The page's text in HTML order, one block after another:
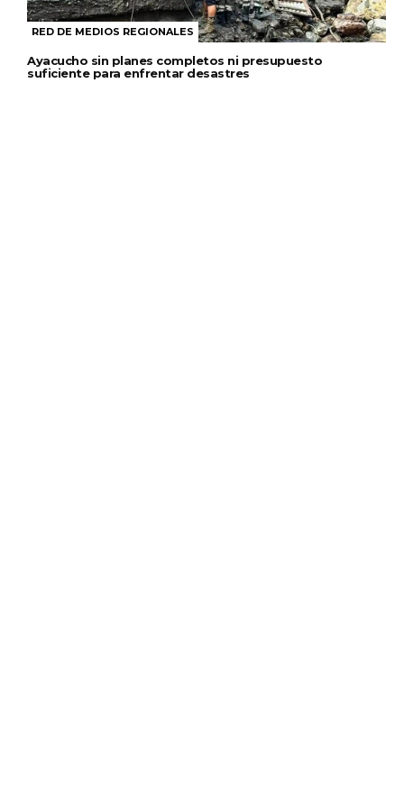
RED DE MEDIOS REGIONALES
Ayacucho sin planes completos ni presupuesto
suficiente para enfrentar desastres